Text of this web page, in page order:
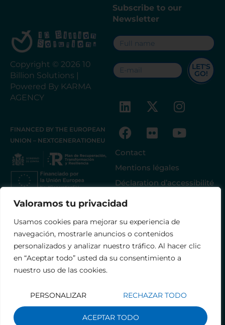
Valoramos tu privacidad
Usamos cookies para mejorar su experiencia de
navegación, mostrarle anuncios o contenidos
personalizados y analizar nuestro tráfico. Al hacer clic
en “Aceptar todo” usted da su consentimiento a
nuestro uso de las cookies.
PERSONALIZAR RECHAZAR TODO
ACEPTAR TODO
Subscribe to our
Newsletter
LET'S
GO!
Contact
Mentions légales
Déclaration d’accessibilité
Copyright © 2026 10
Billion Solutions |
Powered By KARMA
AGENCY
FINANCED BY THE EUROPEAN
UNION – NEXTGENERATIONEU